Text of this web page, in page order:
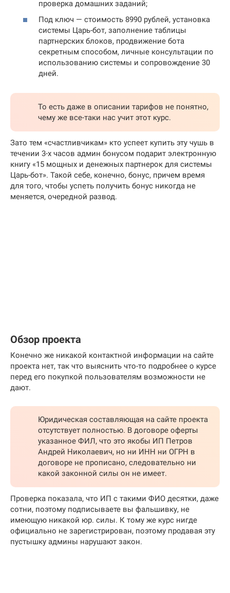
проверка домашних заданий;
Под ключ — стоимость 8990 рублей, установка
системы Царь-бот, заполнение таблицы
партнерских блоков, продвижение бота
секретным способом, личные консультации по
использованию системы и сопровождение 30
дней.
То есть даже в описании тарифов не понятно,
чему же все-таки нас учит этот курс.
Зато тем «счастливчикам» кто успеет купить эту чушь в
течении 3-х часов админ бонусом подарит электронную
книгу «15 мощных и денежных партнерок для системы
Царь-бот». Такой себе, конечно, бонус, причем время
для того, чтобы успеть получить бонус никогда не
меняется, очередной развод.
Обзор проекта
Конечно же никакой контактной информации на сайте
проекта нет, так что выяснить что-то подробнее о курсе
перед его покупкой пользователям возможности не
дают.
Юридическая составляющая на сайте проекта
отсутствует полностью. В договоре оферты
указанное ФИЛ, что это якобы ИП Петров
Андрей Николаевич, но ни ИНН ни ОГРН в
договоре не прописано, следовательно ни
какой законной силы он не имеет.
Проверка показала, что ИП с такими ФИО десятки, даже
сотни, поэтому подписываете вы фальшивку, не
имеющую никакой юр. силы. К тому же курс нигде
официально не зарегистрирован, поэтому продавая эту
пустышку админы нарушают закон.